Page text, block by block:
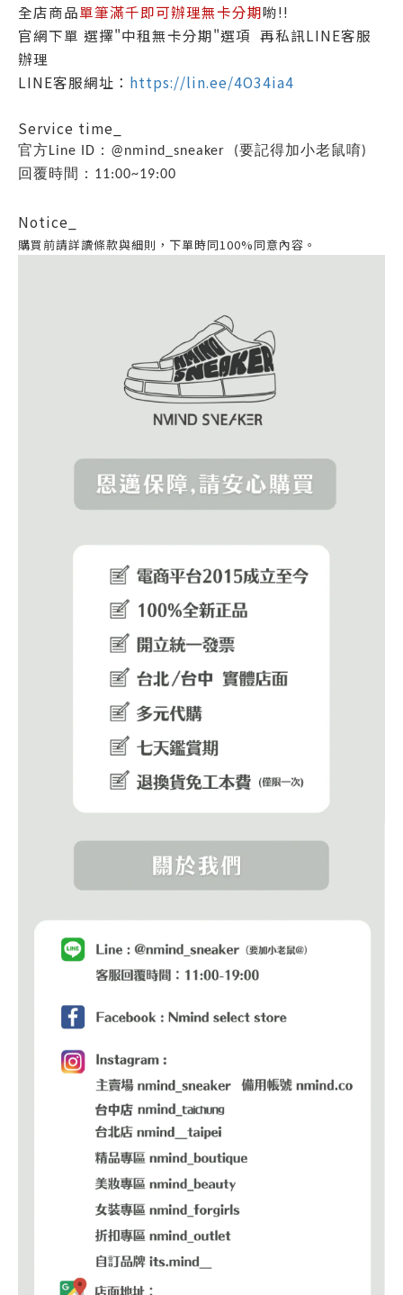
全店商品單筆滿千即可辦理無卡分期喲!!
官網下單 選擇"中租無卡分期"選項 再私訊LINE客服
辦理
LINE客服網址： https://lin.ee/4O34ia4
Service time_
官方Line ID：@nmind_sneaker (要記得加小老鼠唷)
回覆時間：11:00~19:00
Notice_
購買前請詳讀條款與細則， 下單時同100%同意內容。